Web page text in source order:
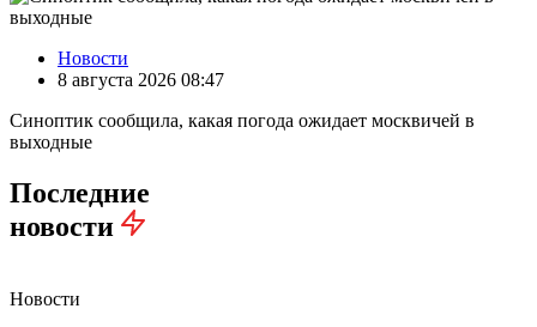
Новости
8 августа 2026 08:47
Синоптик сообщила, какая погода ожидает москвичей в
выходные
Последние
новости
Новости